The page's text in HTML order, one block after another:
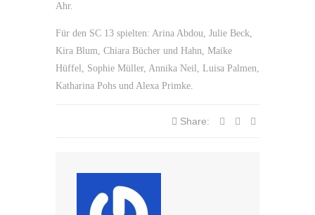
Ahr.
Für den SC 13 spielten: Arina Abdou, Julie Beck,
Kira Blum, Chiara Bücher und Hahn, Maike
Hüffel, Sophie Müller, Annika Neil, Luisa Palmen,
Katharina Pohs und Alexa Primke.
Share: